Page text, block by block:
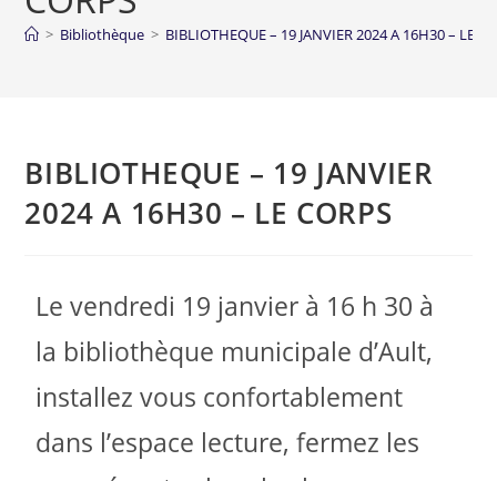
> Bibliothèque > BIBLIOTHEQUE – 19 JANVIER 2024 A 16H30 – LE
BIBLIOTHEQUE – 19 JANVIER
2024 A 16H30 – LE CORPS
Le vendredi 19 janvier à 16 h 30 à
la bibliothèque municipale d’Ault,
installez vous confortablement
dans l’espace lecture, fermez les